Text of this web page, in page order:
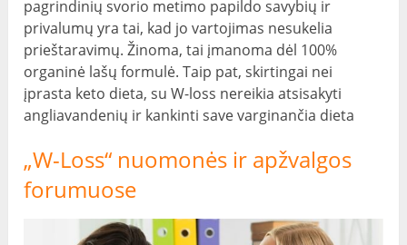
pagrindinių svorio metimo papildo savybių ir
privalumų yra tai, kad jo vartojimas nesukelia
prieštaravimų. Žinoma, tai įmanoma dėl 100%
organinė lašų formulė. Taip pat, skirtingai nei
įprasta keto dieta, su W-loss nereikia atsisakyti
angliavandenių ir kankinti save varginančia dieta
„W-Loss“ nuomonės ir apžvalgos
forumuose